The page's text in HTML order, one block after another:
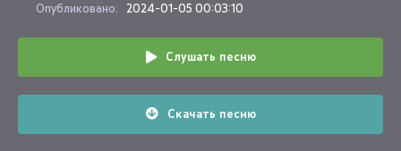
Опубликовано: 2024-01-05 00:03:10
Слушать песню
Скачать песню